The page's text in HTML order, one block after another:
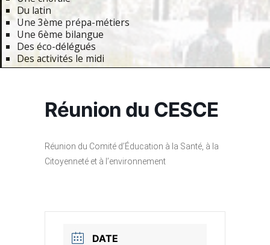
Du latin
Une 3ème prépa-métiers
Une 6ème bilangue
Des éco-délégués
Des activités le midi
Réunion du CESCE
Réunion du Comité d’Éducation à la Santé, à la
Citoyenneté et à l’environnement
DATE